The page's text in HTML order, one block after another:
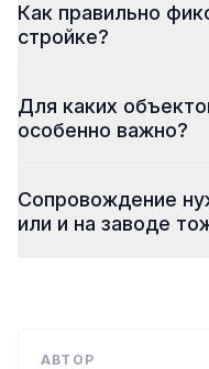
Как правильно
стройке?
Для каких
особенно важно?
Сопровождение
или и на заводе
АВТОР